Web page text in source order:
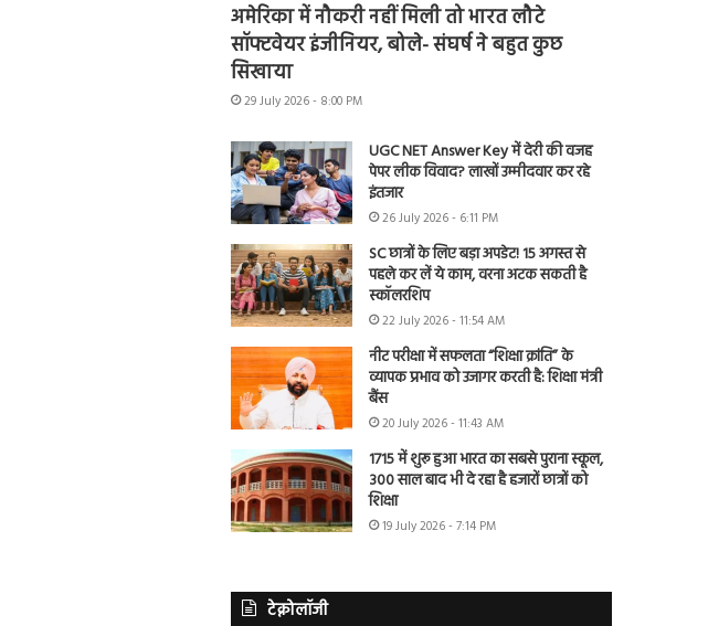
अमेरिका में नौकरी नहीं मिली तो भारत लौटे
सॉफ्टवेयर इंजीनियर, बोले- संघर्ष ने बहुत कुछ
सिखाया
29 July 2026 - 8:00 PM
UGC NET Answer Key में देरी की वजह
पेपर लीक विवाद? लाखों उम्मीदवार कर रहे
इंतजार
26 July 2026 - 6:11 PM
SC छात्रों के लिए बड़ा अपडेट! 15 अगस्त से
पहले कर लें ये काम, वरना अटक सकती है
स्कॉलरशिप
22 July 2026 - 11:54 AM
नीट परीक्षा में सफलता “शिक्षा क्रांति” के
व्यापक प्रभाव को उजागर करती है: शिक्षा मंत्री
बैंस
20 July 2026 - 11:43 AM
1715 में शुरू हुआ भारत का सबसे पुराना स्कूल,
300 साल बाद भी दे रहा है हजारों छात्रों को
शिक्षा
19 July 2026 - 7:14 PM
टेक्नोलॉजी